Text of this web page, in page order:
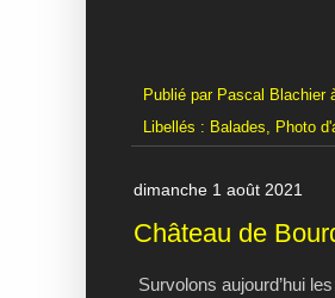
Publié par Pascal Blachier
Libellés : Balades, Photo
dimanche 1 août 2021
Château de
Survolons aujourd’hui